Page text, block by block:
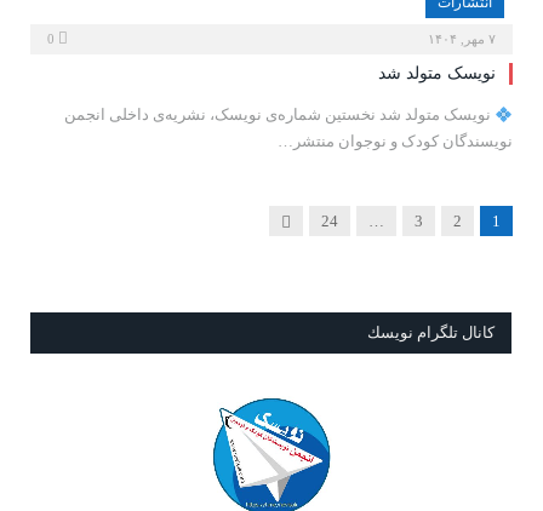
۷ مهر, ۱۴۰۴
نویسک متولد شد
نویسک متولد شد نخستین شماره‌ی نویسک، نشریه‌ی داخلی انجمن
نویسندگان کودک و نوجوان منتشر…
1
2
3
…
24
Next
كانال تلگرام نويسك